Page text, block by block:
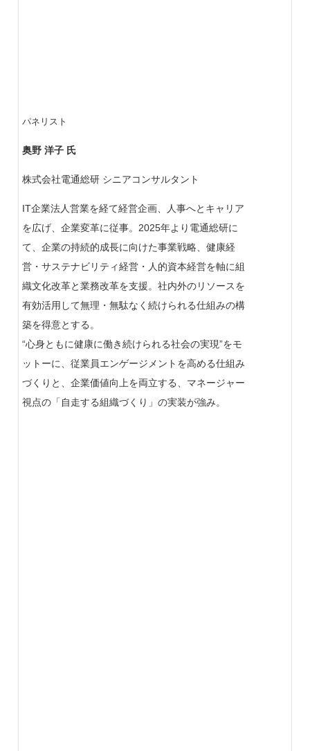
パネリスト
奥野 洋子 氏
株式会社電通総研 シニアコンサルタント
IT企業法人営業を経て経営企画、人事へとキャリア
を広げ、企業変革に従事。2025年より電通総研に
て、企業の持続的成長に向けた事業戦略、健康経
営・サステナビリティ経営・人的資本経営を軸に組
織文化改革と業務改革を支援。社内外のリソースを
有効活用して無理・無駄なく続けられる仕組みの構
築を得意とする。
“心身ともに健康に働き続けられる社会の実現”をモ
ットーに、従業員エンゲージメントを高める仕組み
づくりと、企業価値向上を両立する、マネージャー
視点の「自走する組織づくり」の実装が強み。